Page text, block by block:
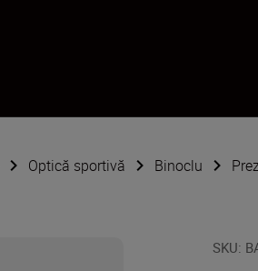
Optică sportivă Binoclu
SKU: